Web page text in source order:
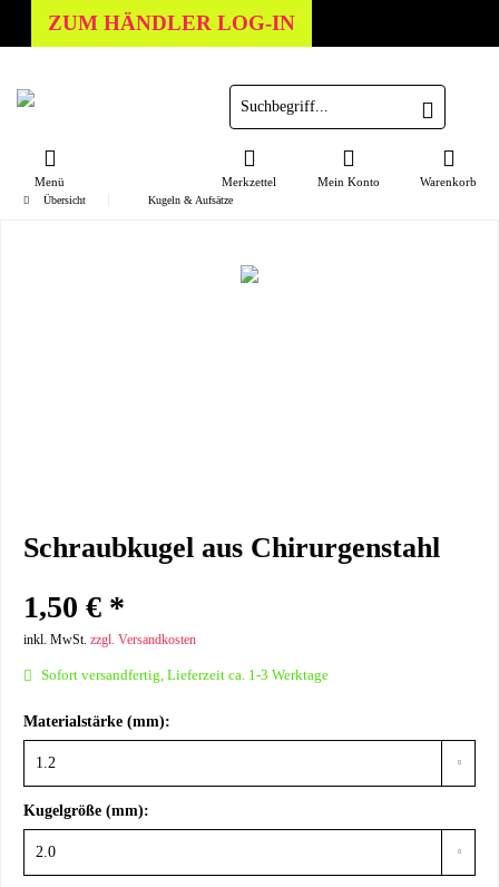
ZUM HÄNDLER LOG-IN
Menü Warenkorb
Merkzettel Mein Konto
Übersicht Kugeln & Aufsätze
Schraubkugel aus Chirurgenstahl
1,50 € *
inkl. MwSt. zzgl. Versandkosten
Sofort versandfertig, Lieferzeit ca. 1-3 Werktage
Materialstärke (mm):
Kugelgröße (mm):